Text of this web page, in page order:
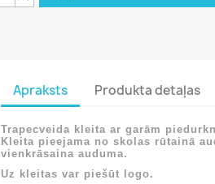
Apraksts Produkta detaļas
Trapecveida kleita ar garām
Kleita pieejama no skolas rūtainā
vienkrāsaina auduma.
Uz kleitas var piešūt logo.